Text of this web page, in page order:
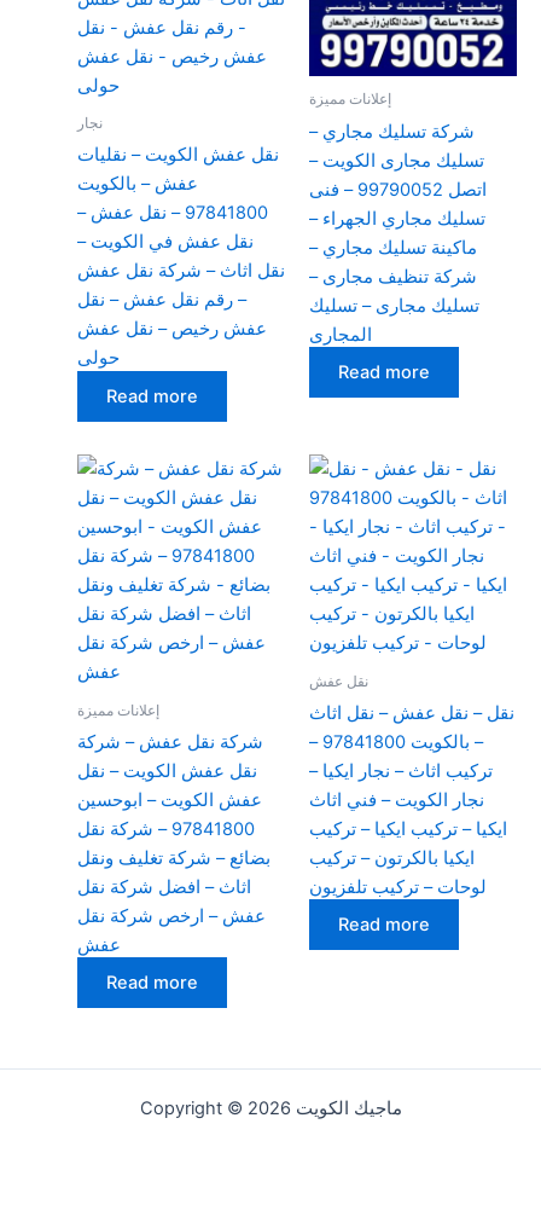
نجار
نقل عفش الكويت – نقليات
عفش – بالكويت
97841800 – نقل عفش –
نقل عفش في الكويت –
نقل اثاث – شركة نقل عفش
– رقم نقل عفش – نقل
عفش رخيص – نقل عفش
حولى
Read more
إعلانات مميزة
شركة تسليك مجاري –
تسليك مجارى الكويت –
اتصل 99790052 – فنى
تسليك مجاري الجهراء –
ماكينة تسليك مجاري –
شركة تنظيف مجارى –
تسليك مجارى – تسليك
المجارى
Read more
إعلانات مميزة
شركة نقل عفش – شركة
نقل عفش الكويت – نقل
عفش الكويت – ابوحسين
97841800 – شركة نقل
بضائع – شركة تغليف ونقل
اثاث – افضل شركة نقل
عفش – ارخص شركة نقل
عفش
Read more
نقل عفش
نقل – نقل عفش – نقل اثاث
– بالكويت 97841800 –
تركيب اثاث – نجار ايكيا –
نجار الكويت – فني اثاث
ايكيا – تركيب ايكيا – تركيب
ايكيا بالكرتون – تركيب
لوحات – تركيب تلفزيون
Read more
Copyright © 2026 ماجيك الكويت